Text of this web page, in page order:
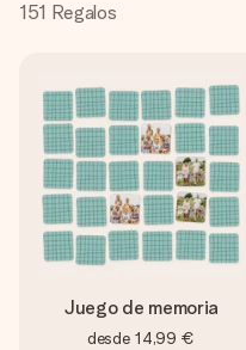
151 Regalos
Juego de memoria
desde 14,99 €